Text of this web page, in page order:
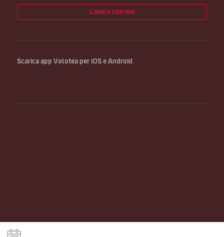
Lavora con noi
Scarica app Volotea per iOS e Android